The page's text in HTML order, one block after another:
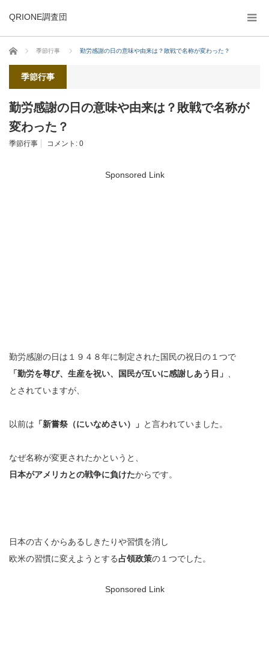
QRIONE調査団
ホーム 季節行事 勤労感謝の日の意味や由来は？敗戦で名称が変わった？
季節行事
勤労感謝の日の意味や由来は？敗戦で名称が
変わった？
季節行事 コメント: 0
Sponsored Link
勤労感謝の日は１９４８年に制定された国民の祝日の１つで
「勤労を尊び、生産を祝い、国民が互いに感謝しあう日」
とされていますが、
以前は 「新嘗祭（にいなめさい）」 と言われていました。
なぜ名称が変更されたかというと、
日本がアメリカとの戦争に負けたからです。
日本の古くからあるしきたりや習慣を消し
欧米の習慣に変えようとする占領政策の１つでした。
Sponsored Link